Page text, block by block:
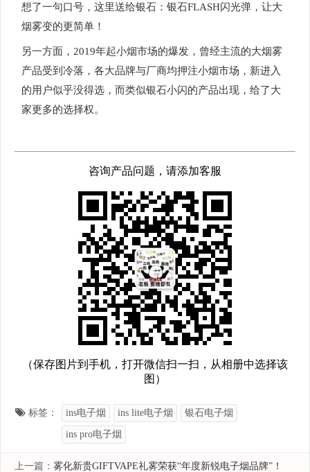
想了一句口号，这里送给银石：银石FLASH闪光弹，让大
烟雾变的更简单！
另一方面，2019年起小烟市场的爆发，曾经主流的大烟雾
产品受到冷落，各大品牌与厂商均押注小烟市场，新进入
的用户似乎没得选，而类似银石小闪的产品出现，给了大
家更多的选择权。
咨询产品问题，请添加客服
（保存图片到手机，打开微信扫一扫，从相册中选择该
图）
标签： ins电子烟 ins lite电子烟 银石电子烟
ins pro电子烟
上一篇： 雾化新贵GIFTVAPE礼雾荣获“年度新锐电子烟品牌”！